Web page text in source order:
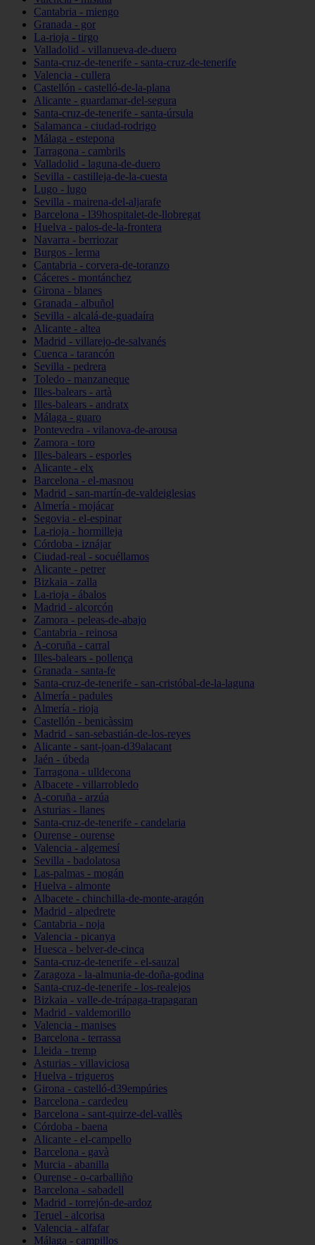
Cantabria - miengo
Granada - gor
La-rioja - tirgo
Valladolid - villanueva-de-duero
Santa-cruz-de-tenerife - santa-cruz-de-tenerife
Valencia - cullera
Castellón - castelló-de-la-plana
Alicante - guardamar-del-segura
Santa-cruz-de-tenerife - santa-úrsula
Salamanca - ciudad-rodrigo
Málaga - estepona
Tarragona - cambrils
Valladolid - laguna-de-duero
Sevilla - castilleja-de-la-cuesta
Lugo - lugo
Sevilla - mairena-del-aljarafe
Barcelona - l39hospitalet-de-llobregat
Huelva - palos-de-la-frontera
Navarra - berriozar
Burgos - lerma
Cantabria - corvera-de-toranzo
Cáceres - montánchez
Girona - blanes
Granada - albuñol
Sevilla - alcalá-de-guadaíra
Alicante - altea
Madrid - villarejo-de-salvanés
Cuenca - tarancón
Sevilla - pedrera
Toledo - manzaneque
Illes-balears - artà
Illes-balears - andratx
Málaga - guaro
Pontevedra - vilanova-de-arousa
Zamora - toro
Illes-balears - esporles
Alicante - elx
Barcelona - el-masnou
Madrid - san-martín-de-valdeiglesias
Almería - mojácar
Segovia - el-espinar
La-rioja - hormilleja
Córdoba - iznájar
Ciudad-real - socuéllamos
Alicante - petrer
Bizkaia - zalla
La-rioja - ábalos
Madrid - alcorcón
Zamora - peleas-de-abajo
Cantabria - reinosa
A-coruña - carral
Illes-balears - pollença
Granada - santa-fe
Santa-cruz-de-tenerife - san-cristóbal-de-la-laguna
Almería - padules
Almería - rioja
Castellón - benicàssim
Madrid - san-sebastián-de-los-reyes
Alicante - sant-joan-d39alacant
Jaén - úbeda
Tarragona - ulldecona
Albacete - villarrobledo
A-coruña - arzúa
Asturias - llanes
Santa-cruz-de-tenerife - candelaria
Ourense - ourense
Valencia - algemesí
Sevilla - badolatosa
Las-palmas - mogán
Huelva - almonte
Albacete - chinchilla-de-monte-aragón
Madrid - alpedrete
Cantabria - noja
Valencia - picanya
Huesca - belver-de-cinca
Santa-cruz-de-tenerife - el-sauzal
Zaragoza - la-almunia-de-doña-godina
Santa-cruz-de-tenerife - los-realejos
Bizkaia - valle-de-trápaga-trapagaran
Madrid - valdemorillo
Valencia - manises
Barcelona - terrassa
Lleida - tremp
Asturias - villaviciosa
Huelva - trigueros
Girona - castelló-d39empúries
Barcelona - cardedeu
Barcelona - sant-quirze-del-vallès
Córdoba - baena
Alicante - el-campello
Barcelona - gavà
Murcia - abanilla
Ourense - o-carballiño
Barcelona - sabadell
Madrid - torrejón-de-ardoz
Teruel - alcorisa
Valencia - alfafar
Málaga - campillos